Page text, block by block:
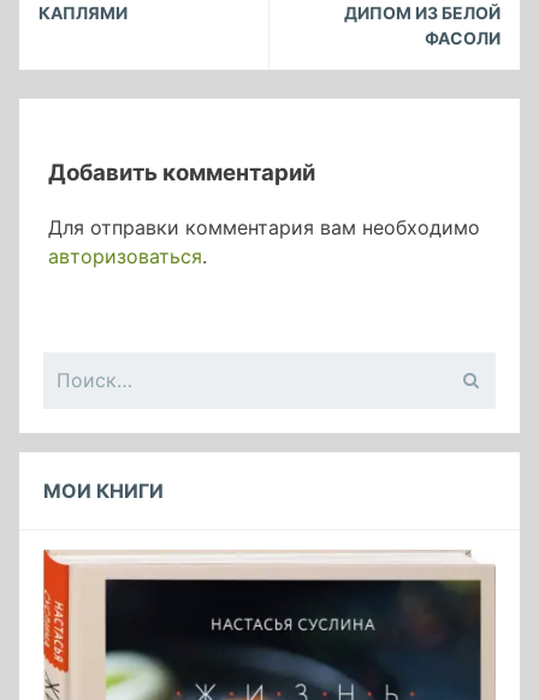
КАПЛЯМИ
ДИПОМ ИЗ БЕЛОЙ
ФАСОЛИ
Добавить комментарий
Для отправки комментария вам необходимо
авторизоваться.
МОИ КНИГИ